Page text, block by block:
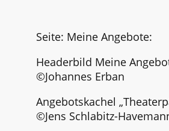
Seite: Meine Angebote:
Headerbild Meine
©Johannes Erban
Angebotskachel
©Jens Schlabitz-